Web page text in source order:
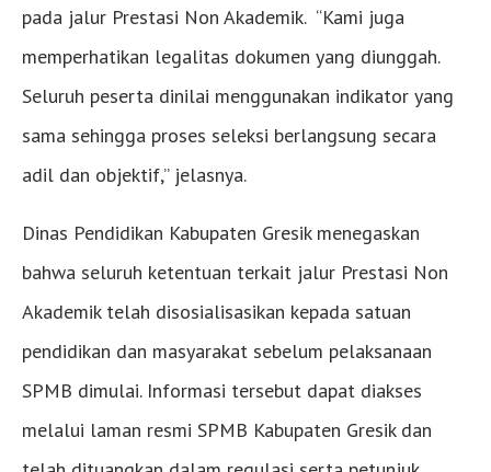
pada jalur Prestasi Non Akademik. “Kami juga
memperhatikan legalitas dokumen yang diunggah.
Seluruh peserta dinilai menggunakan indikator yang
sama sehingga proses seleksi berlangsung secara
adil dan objektif,” jelasnya.
Dinas Pendidikan Kabupaten Gresik menegaskan
bahwa seluruh ketentuan terkait jalur Prestasi Non
Akademik telah disosialisasikan kepada satuan
pendidikan dan masyarakat sebelum pelaksanaan
SPMB dimulai. Informasi tersebut dapat diakses
melalui laman resmi SPMB Kabupaten Gresik dan